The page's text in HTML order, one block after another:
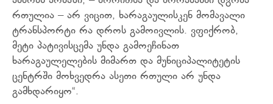
რთულია – არ ვიცით, ხარაგაულისკენ მომავალი
ტრანსპორტი რა დროს გამოივლის. ვფიქრობ,
მეტი პატივისცემა უნდა გამოეჩინათ
ხარაგაულელების მიმართ და მუნიციპალიტეტის
ცენტრში მოხვედრა ასეთი რთული არ უნდა
გამხდარიყო“.